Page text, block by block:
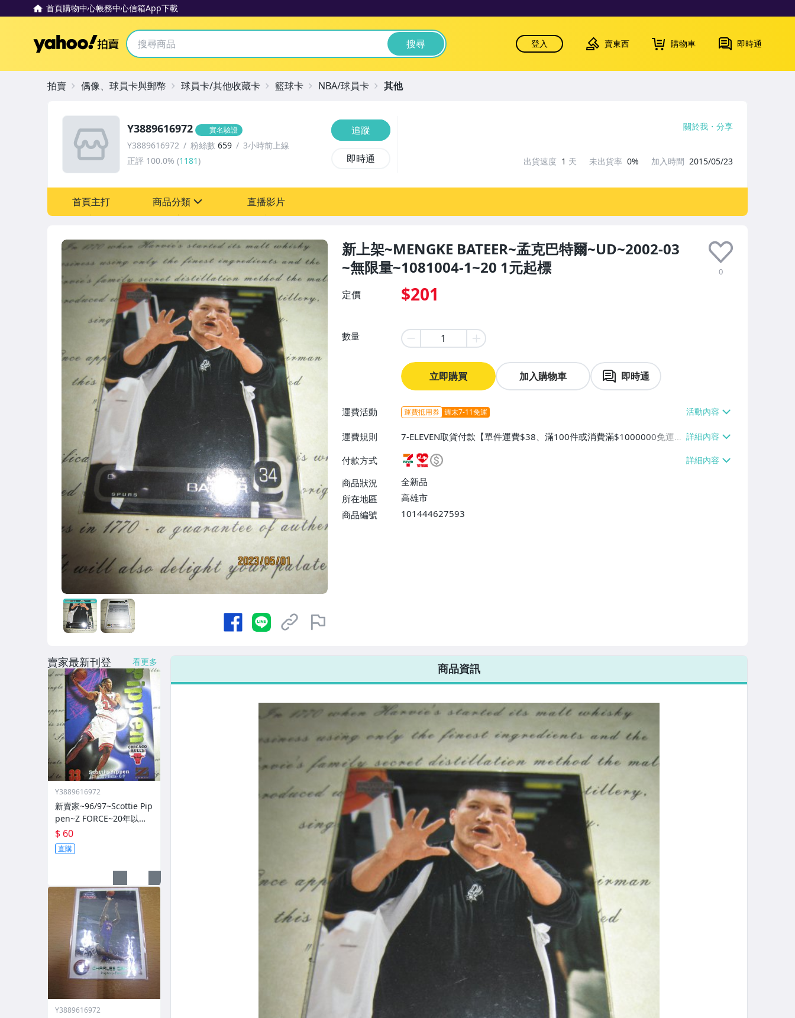
首頁購物中心帳務中心信箱App下載
Yahoo拍賣 搜尋 登入 賣東西 購物車 即時通
新上架~MENGKE BATEER~孟克巴特爾~UD~2002-03
~無限量~1081004-1~20 1元起標
0
定價 $201
數量
立即購買 加入購物車 即時通
運費活動 運費抵用券 週末7-11免運
運費規則
7-ELEVEN取貨付款【單件運費$38、滿100件或消費滿$1000000免運
費】、7-ELEVEN取貨不付款【單件運費$38】、萊爾富取貨付款【單件
運費$60、滿50件或消費滿$300000免運費】、郵局掛號【單件運費$5
0、滿30件或消費滿$30000免運費】
付款方式
商品狀況
全新品
所在地區
高雄市
商品編號
101444627593
Y3889616972 實名驗證
Y3889616972 粉絲數 659
3小時前上線
正評 100.0% (1181)
追蹤
即時通
關於我 分享
出貨速度 1 天 未出貨率 0% 加入時間 2015/05/23
首頁主打 商品分類 直播影片
拍賣 偶像、球員卡與郵幣 球員卡/其他收藏卡 籃球卡 NBA/球員卡 其他
商品資訊
賣家最新刊登 看更多
Y3889616972
新賣家~96/97~Scottie Pip
pen~Z FORCE~20年以上
歷史~無限量~
$ 60
直購
Y3889616972